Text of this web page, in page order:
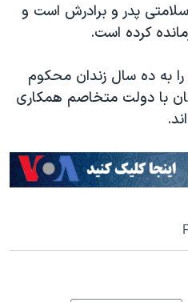
پدر و برادرش است و
کرده است.
را به ده سال زندان محکوم
با دولت متخاصم همکاری